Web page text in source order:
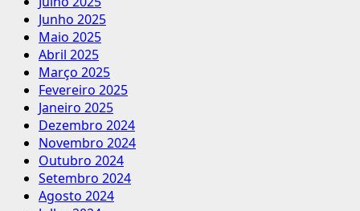
Junho 2025
Maio 2025
Abril 2025
Março 2025
Fevereiro 2025
Janeiro 2025
Dezembro 2024
Novembro 2024
Outubro 2024
Setembro 2024
Agosto 2024